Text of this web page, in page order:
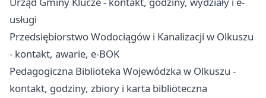
usługi
Przedsiębiorstwo Wodociągów i Kanalizacji w Olkuszu
- kontakt, awarie, e-BOK
Pedagogiczna Biblioteka Wojewódzka w Olkuszu -
kontakt, godziny, zbiory i karta biblioteczna